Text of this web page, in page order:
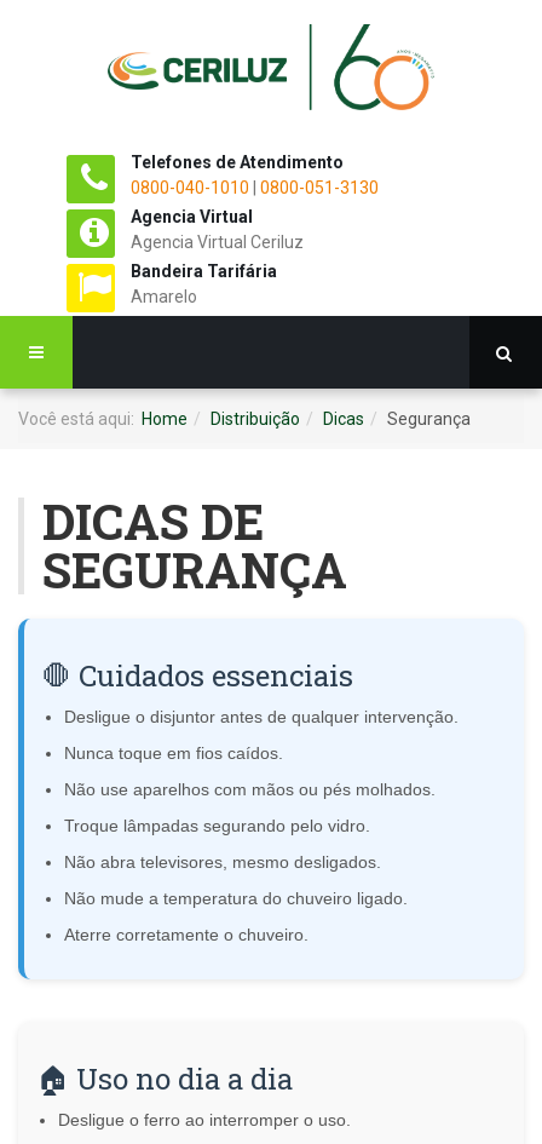
Telefones de Atendimento
0800-040-1010
0800-051-3130
Agencia Virtual
Agencia Virtual Ceriluz
Bandeira Tarifária
Amarelo
Você está aqui: Home Distribuição Dicas Segurança
DICAS DE
SEGURANÇA
🛑 Cuidados essenciais
Desligue o disjuntor antes de qualquer intervenção.
Nunca toque em fios caídos.
Não use aparelhos com mãos ou pés molhados.
Troque lâmpadas segurando pelo vidro.
Não abra televisores, mesmo desligados.
Não mude a temperatura do chuveiro ligado.
Aterre corretamente o chuveiro.
🏠 Uso no dia a dia
Desligue o ferro ao interromper o uso.